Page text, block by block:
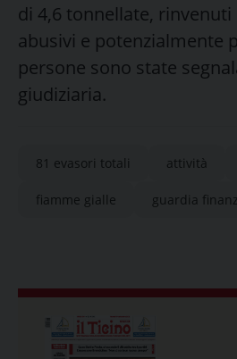
di 4,6 tonnellate,
abusivi e potenzialmente
persone sono state
giudiziaria.
81 evasori totali attività
fiamme gialle guardia